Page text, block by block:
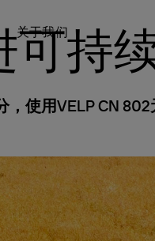
子商店
关于我们
INDIA
可持
使用VELP CN 802